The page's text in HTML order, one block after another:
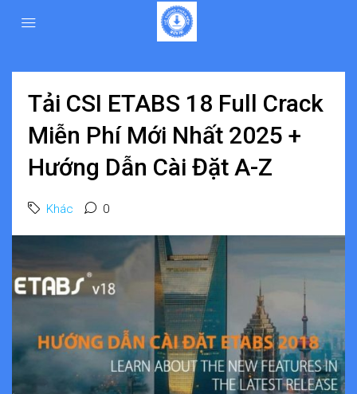
Tải CSI ETABS 18 Full Crack
Miễn Phí Mới Nhất 2025 +
Hướng Dẫn Cài Đặt A-Z
Khác 0